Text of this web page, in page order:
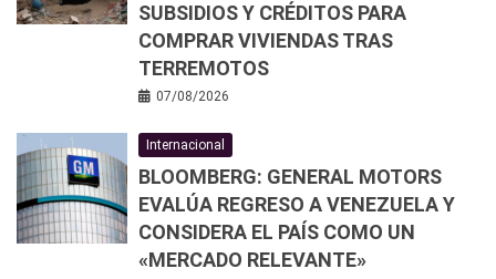
SUBSIDIOS Y CRÉDITOS PARA
COMPRAR VIVIENDAS TRAS
TERREMOTOS
07/08/2026
Internacional
BLOOMBERG: GENERAL MOTORS
EVALÚA REGRESO A VENEZUELA Y
CONSIDERA EL PAÍS COMO UN
«MERCADO RELEVANTE»